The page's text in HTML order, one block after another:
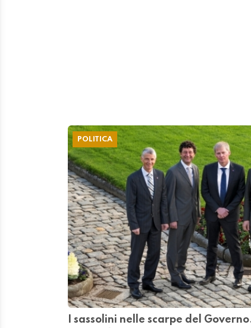
POLITICA
I sassolini nelle scarpe del